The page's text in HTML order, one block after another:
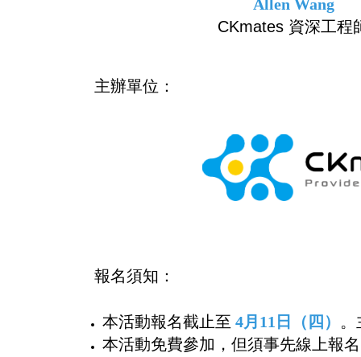
Allen Wang
CKmates 資深工程
主辦單位：
報名須知：
本活動報名截止至 4月11日（四） 。
本活動免費參加，但須事先線上報